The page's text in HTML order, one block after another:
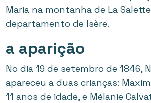
Maria na montanha de La
departamento de Isère.
a aparição
No dia 19 de setembro de 1846,
apareceu a duas crianças:
11 anos de idade, e Mélanie